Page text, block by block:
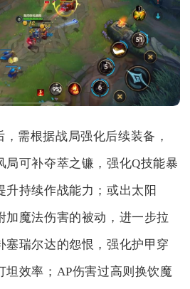
需根据战局强化后续装备，
局可补夺萃之镰，强化Q技能暴
升持续作战能力；或出太阳
加魔法伤害的被动，进一步拉
塞瑞尔达的怨恨，强化护甲穿
坦效率；AP伤害过高则换饮魔